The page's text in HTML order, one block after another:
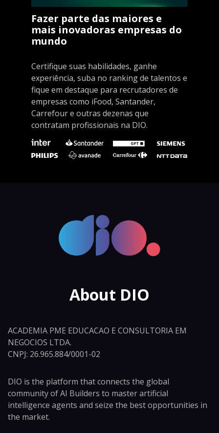
Fazer parte das maiores e
mais inovadoras empresas do
mundo
Certifique suas habilidades, ganhe
experiência, suba no ranking de talentos e
fique em destaque para recrutadores de
empresas como iFood, Santander,
Carrefour e outras dezenas que
contratam profissionais na DIO.
About DIO
ACADEMIA PME EDUCACAO E CONSULTORIA EM
NEGOCIOS LTDA.
CNPJ: 26.965.884/0001-02
DIO is the platform that connects the global
community of AI Builders to master artificial
intelligence agents and seize the best opportunities in
the market.